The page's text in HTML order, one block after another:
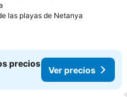
las playas de Netanya
precios
Ver precios